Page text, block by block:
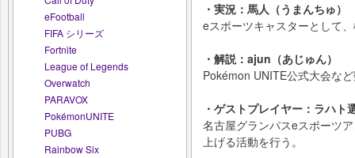
eFootball
FIFA シリーズ
Fortnite
League of Legends
Overwatch
PARAVOX
PokémonUNITE
PUBG
Rainbow Six
・実況：馬人（うまんちゅ）
eスポーツキャスターとして
・解説：ajun（あじゅん）
Pokémon UNITE公式大会な
・ゲストプレイヤー：ラハト
名古屋グランパスeスポーツ
上げる活動を行う。